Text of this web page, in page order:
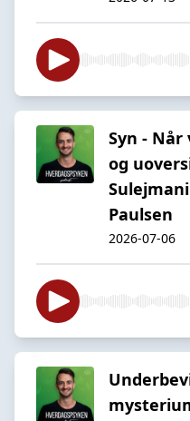
Syn -
og
Paulsen
2026-07-06